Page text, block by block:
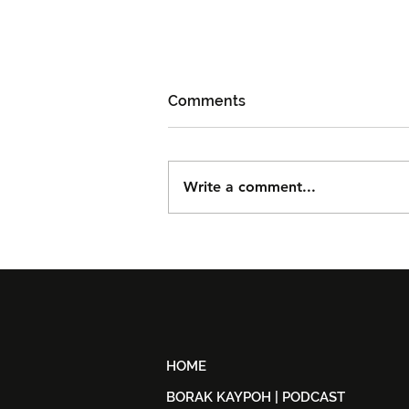
Comments
Write a comment...
HOME
BORAK KAYPOH | PODCAST